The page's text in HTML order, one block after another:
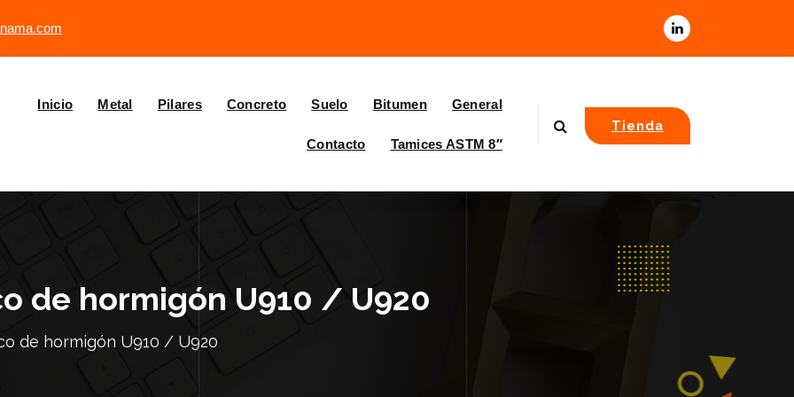
Inicio Metal Pilares Concreto Suelo Bitumen General
Contacto Tamices ASTM 8″
Tienda
de hormigón U910 / U920
de hormigón U910 / U920